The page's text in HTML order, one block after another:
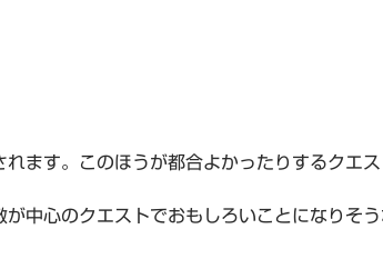
ます。このほうが都合よかったりするクエ
中心のクエストでおもしろいことになりそ